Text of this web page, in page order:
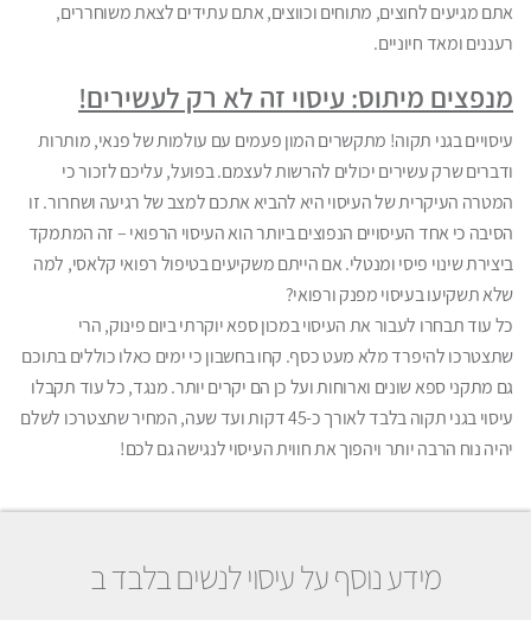
אתם מגיעים לחוצים, מתוחים וכווצים, אתם עתידים לצאת משוחררים,
רעננים ומאד חיוניים.
מנפצים מיתוס: עיסוי זה לא רק לעשירים!
עיסויים בגני תקוה! מתקשרים המון פעמים עם עולמות של פנאי, מותרות
ודברים שרק עשירים יכולים להרשות לעצמם. בפועל, עליכם לזכור כי
המטרה העיקרית של העיסוי היא להביא אתכם למצב של רגיעה ושחרור. זו
הסיבה כי אחד העיסויים הנפוצים ביותר הוא העיסוי הרפואי – זה המתמקד
ביצירת שינוי פיסי ומנטלי. אם הייתם משקיעים בטיפול רפואי קלאסי, למה
שלא תשקיעו בעיסוי מפנק ורפואי?
כל עוד תבחרו לעבור את העיסוי במכון ספא יוקרתי ביום פינוק, הרי
שתצטרכו להיפרד מלא מעט כסף. קחו בחשבון כי ימים כאלו כוללים בתוכם
גם מתקני ספא שונים וארוחות ועל כן הם יקרים יותר. מנגד, כל עוד תקבלו
עיסוי בגני תקוה בלבד לאורך כ-45 דקות ועד שעה, המחיר שתצטרכו לשלם
יהיה נוח הרבה יותר ויהפוך את חווית העיסוי לנגישה גם לכם!
מידע נוסף על עיסוי לנשים בלבד ב